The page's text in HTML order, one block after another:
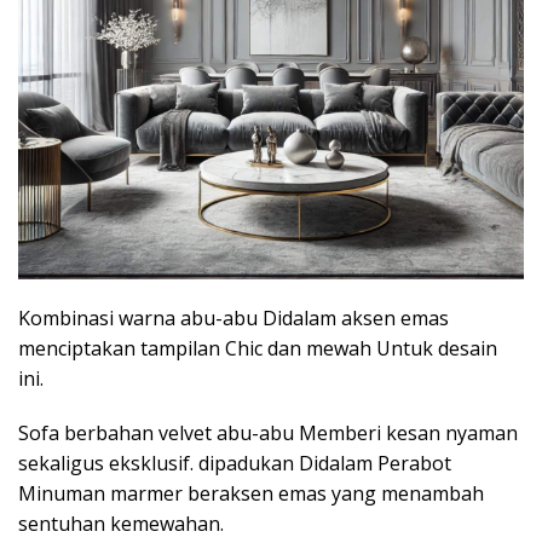
Kombinasi warna abu-abu Didalam aksen emas
menciptakan tampilan Chic dan mewah Untuk desain
ini.
Sofa berbahan velvet abu-abu Memberi kesan nyaman
sekaligus eksklusif. dipadukan Didalam Perabot
Minuman marmer beraksen emas yang menambah
sentuhan kemewahan.